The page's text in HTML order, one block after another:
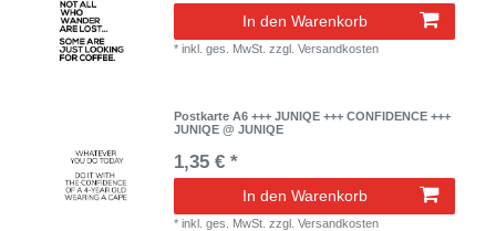
In den Warenkorb
*inkl. ges. MwSt. zzgl.Versandkosten
Postkarte A6 +++ JUNIQE +++ CONFIDENCE +++
JUNIQE @ JUNIQE
1,35 € *
In den Warenkorb
*inkl. ges. MwSt. zzgl.Versandkosten